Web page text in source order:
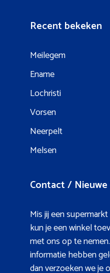
Recent bekeken
Meilegem
Ename
Lochristi
Vorsen
Neerpelt
Melsen
Contact /
Mis jij een
kun je een winkel
met ons op te
informatie hebben
dan verzoeken we je